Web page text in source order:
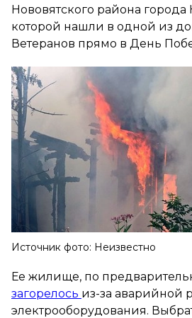
Нововятского района города
которой нашли в одной из
Ветеранов прямо в День
Источник фото: Неизвестно
Ее жилище, по
загорелось из-за аварийной
электрооборудования.